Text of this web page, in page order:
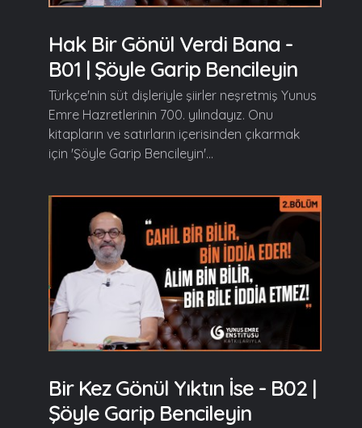
Hak Bir Gönül Verdi Bana -
B01 | Şöyle Garip Bencileyin
Türkçe'nin süt dişleriyle şiirler neşretmiş Yunus
Emre Hazretlerinin 700. yılındayız. Onu
kitapların ve satırların içerisinden çıkarmak
için 'Şöyle Garip Bencileyin'...
Bir Kez Gönül Yıktın İse - B02 |
Şöyle Garip Bencileyin